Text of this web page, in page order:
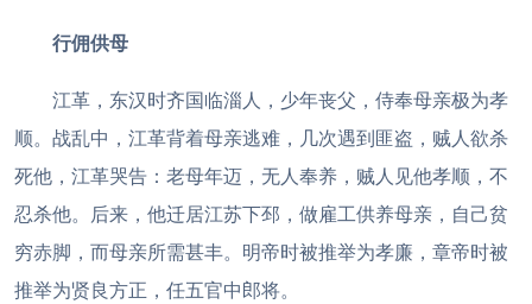
行佣供母
江革，东汉时齐国临淄人，少年丧父，侍奉母亲极为孝
顺。战乱中，江革背着母亲逃难，几次遇到匪盗，贼人欲杀
死他，江革哭告：老母年迈，无人奉养，贼人见他孝顺，不
忍杀他。后来，他迁居江苏下邳，做雇工供养母亲，自己贫
穷赤脚，而母亲所需甚丰。明帝时被推举为孝廉，章帝时被
推举为贤良方正，任五官中郎将。